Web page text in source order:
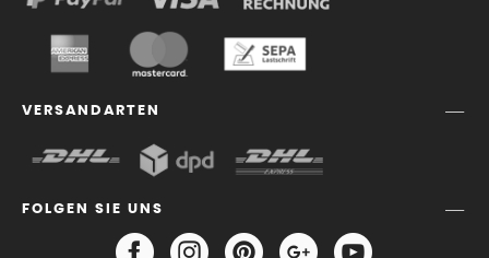
VERSANDARTEN
FOLGEN SIE UNS